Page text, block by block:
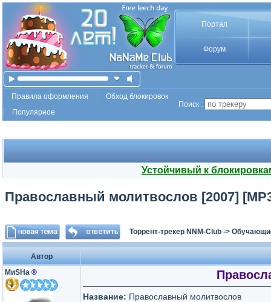
Портал
Форум
Правила оформления
Обход блокировок
Популярное
Поиск :
Устойчивый к
Православный молитвослов [2007]
Торрент-трекер NNM-Club ->
Автор
МиSHа ®
Название: Православный молитвослов